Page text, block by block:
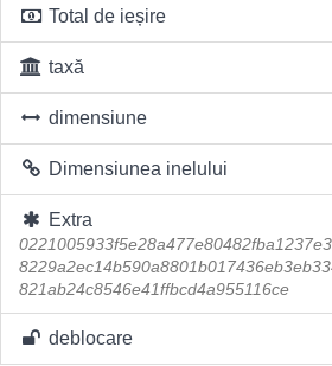
Total de ieșire
taxă
dimensiune
Dimensiunea inelului
Extra
821ab24c8546e41ffbcd4a955116ce
deblocare